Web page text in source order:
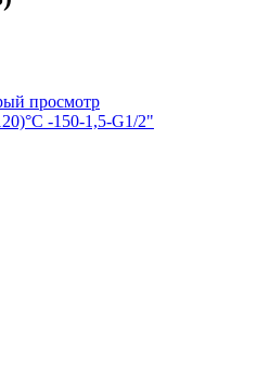
просмотр
-150-1,5-G1/2"